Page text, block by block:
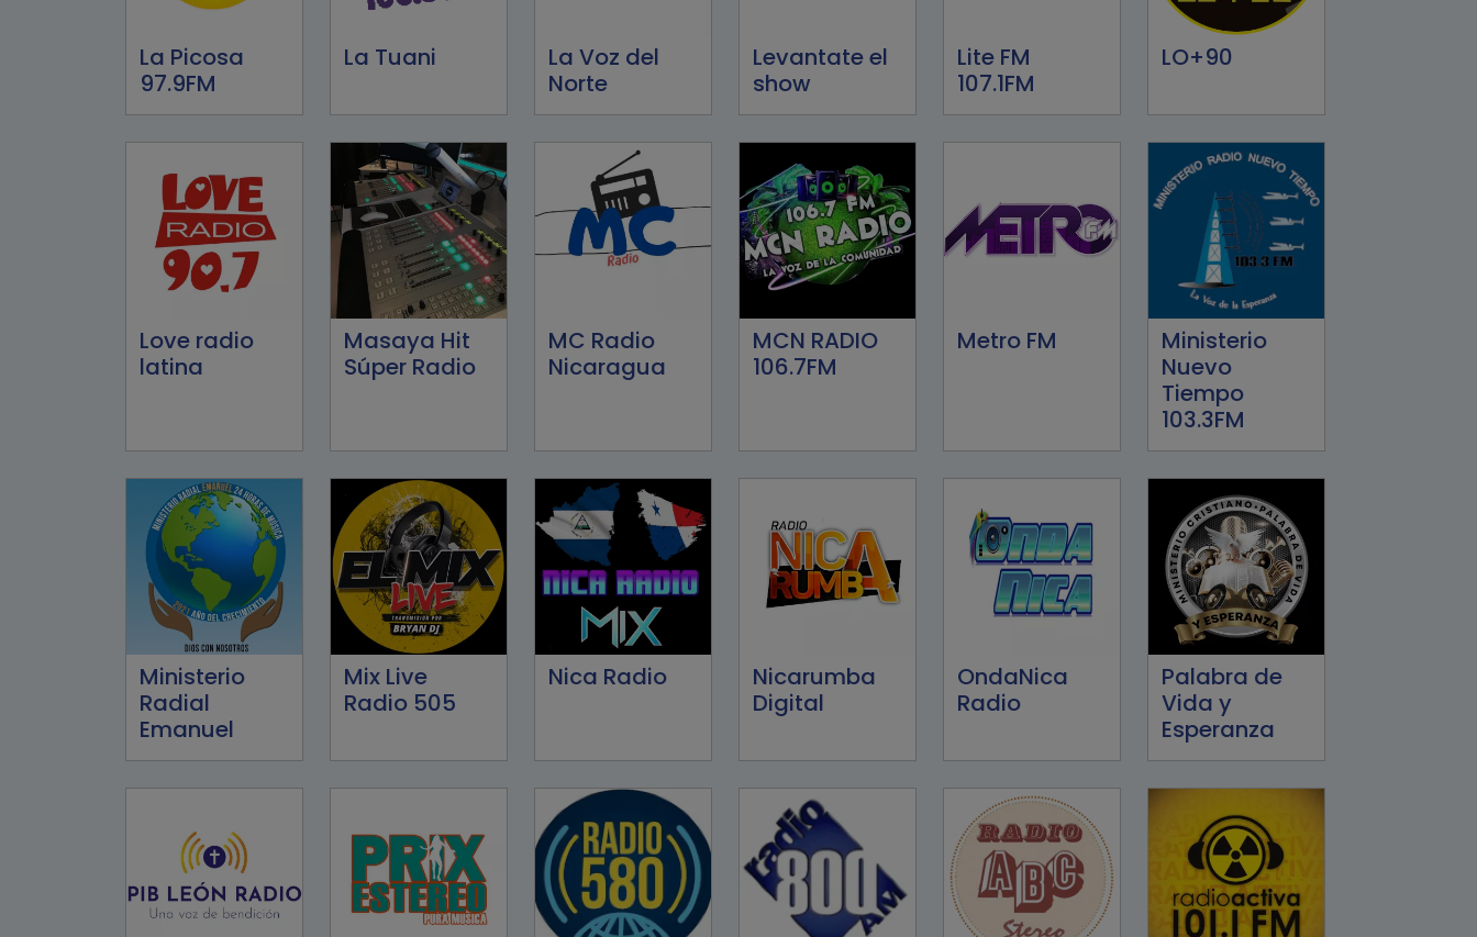
La Picosa
97.9FM
La Tuani
La Voz del
Norte
Levantate el
show
Lite FM
107.1FM
LO+90
Love radio
latina
Masaya Hit
Súper Radio
MC Radio
Nicaragua
MCN RADIO
106.7FM
Metro FM
Ministerio
Nuevo
Tiempo
103.3FM
Ministerio
Radial
Emanuel
Mix Live
Radio 505
Nica Radio
Nicarumba
Digital
OndaNica
Radio
Palabra de
Vida y
Esperanza